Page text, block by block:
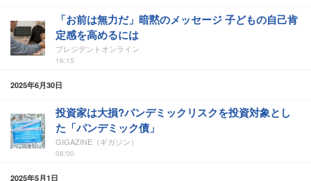
「お前は無力だ」暗黙のメッセージ 子どもの自己肯
定感を高めるには
プレジデントオンライン
16:15
2025年6月30日
投資家は大損?パンデミックリスクを投資対象とし
た「パンデミック債」
GIGAZINE（ギガジン）
08:00
2025年5月1日